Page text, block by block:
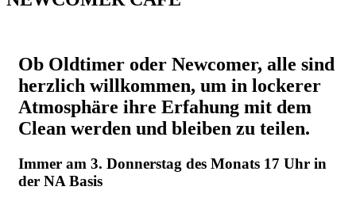
Ob Oldtimer oder Newcomer, alle sind
herzlich willkommen, um in lockerer
Atmosphäre ihre Erfahung mit dem
Clean werden und bleiben zu teilen.
Immer am 3. Donnerstag des Monats 17 Uhr in
der NA Basis